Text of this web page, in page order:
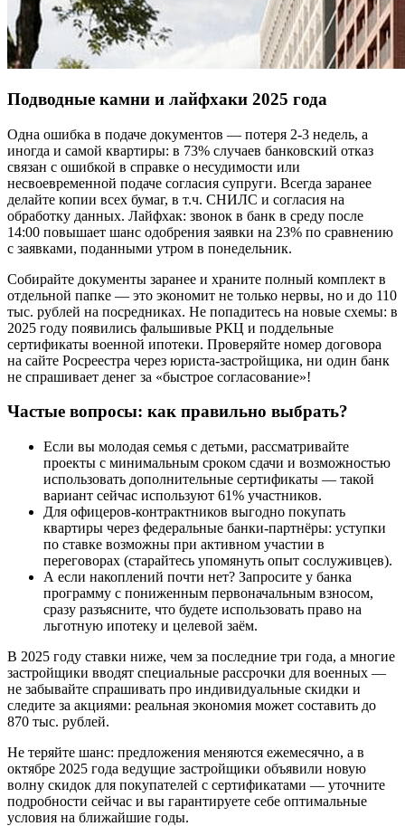
Подводные камни и лайфхаки 2025 года
Одна ошибка в подаче документов — потеря 2-3 недель, а
иногда и самой квартиры: в 73% случаев банковский отказ
связан c ошибкой в справке о несудимости или
несвоевременной подаче согласия супруги. Всегда заранее
делайте копии всех бумаг, в т.ч. СНИЛС и согласия на
обработку данных. Лайфхак: звонок в банк в среду после
14:00 повышает шанс одобрения заявки на 23% по сравнению
с заявками, поданными утром в понедельник.
Собирайте документы заранее и храните полный комплект в
отдельной папке — это экономит не только нервы, но и до 110
тыс. рублей на посредниках. Не попадитесь на новые схемы: в
2025 году появились фальшивые РКЦ и поддельные
сертификаты военной ипотеки. Проверяйте номер договора
на сайте Росреестра через юриста-застройщика, ни один банк
не спрашивает денег за «быстрое согласование»!
Частые вопросы: как правильно выбрать?
Если вы молодая семья с детьми, рассматривайте
проекты с минимальным сроком сдачи и возможностью
использовать дополнительные сертификаты — такой
вариант сейчас используют 61% участников.
Для офицеров-контрактников выгодно покупать
квартиры через федеральные банки-партнёры: уступки
по ставке возможны при активном участии в
переговорах (старайтесь упомянуть опыт сослуживцев).
А если накоплений почти нет? Запросите у банка
программу с пониженным первоначальным взносом,
сразу разъясните, что будете использовать право на
льготную ипотеку и целевой заём.
В 2025 году ставки ниже, чем за последние три года, а многие
застройщики вводят специальные рассрочки для военных —
не забывайте спрашивать про индивидуальные скидки и
следите за акциями: реальная экономия может составить до
870 тыс. рублей.
Не теряйте шанс: предложения меняются ежемесячно, а в
октябре 2025 года ведущие застройщики объявили новую
волну скидок для покупателей с сертификатами — уточните
подробности сейчас и вы гарантируете себе оптимальные
условия на ближайшие годы.